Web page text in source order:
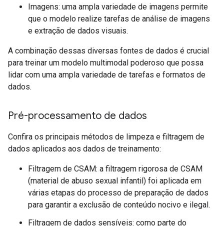
Imagens: uma ampla variedade de imagens permite
que o modelo realize tarefas de análise de imagens
e extração de dados visuais.
A combinação dessas diversas fontes de dados é crucial
para treinar um modelo multimodal poderoso que possa
lidar com uma ampla variedade de tarefas e formatos de
dados.
Pré-processamento de dados
Confira os principais métodos de limpeza e filtragem de
dados aplicados aos dados de treinamento:
Filtragem de CSAM: a filtragem rigorosa de CSAM
(material de abuso sexual infantil) foi aplicada em
várias etapas do processo de preparação de dados
para garantir a exclusão de conteúdo nocivo e ilegal.
Filtragem de dados sensíveis: como parte do